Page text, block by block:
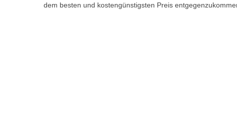
dem besten und kostengünstigsten Preis